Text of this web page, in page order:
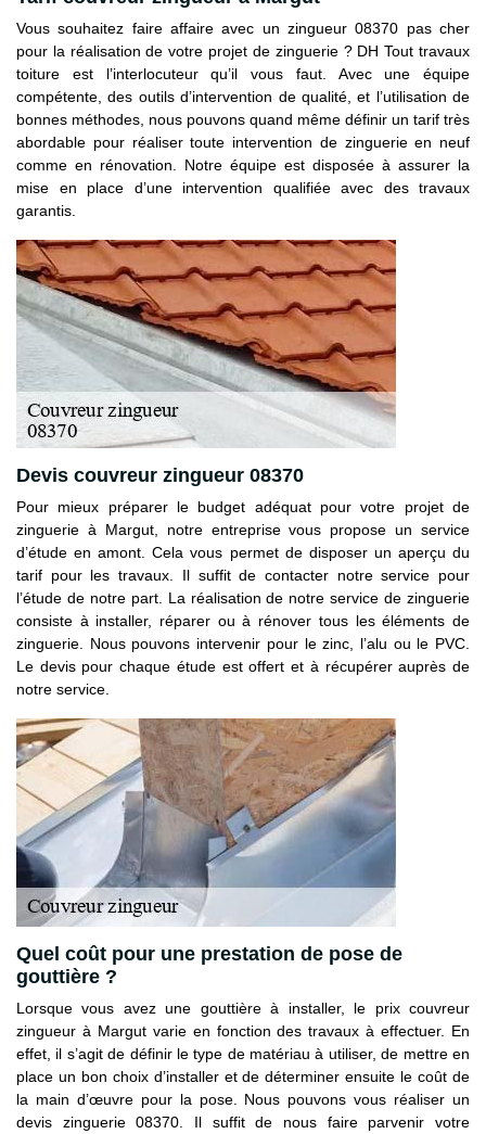
Vous souhaitez faire affaire avec un zingueur 08370 pas cher
pour la réalisation de votre projet de zinguerie ? DH Tout travaux
toiture est l’interlocuteur qu’il vous faut. Avec une équipe
compétente, des outils d’intervention de qualité, et l’utilisation de
bonnes méthodes, nous pouvons quand même définir un tarif très
abordable pour réaliser toute intervention de zinguerie en neuf
comme en rénovation. Notre équipe est disposée à assurer la
mise en place d’une intervention qualifiée avec des travaux
garantis.
Devis couvreur zingueur 08370
Pour mieux préparer le budget adéquat pour votre projet de
zinguerie à Margut, notre entreprise vous propose un service
d’étude en amont. Cela vous permet de disposer un aperçu du
tarif pour les travaux. Il suffit de contacter notre service pour
l’étude de notre part. La réalisation de notre service de zinguerie
consiste à installer, réparer ou à rénover tous les éléments de
zinguerie. Nous pouvons intervenir pour le zinc, l’alu ou le PVC.
Le devis pour chaque étude est offert et à récupérer auprès de
notre service.
Quel coût pour une prestation de pose de
gouttière ?
Lorsque vous avez une gouttière à installer, le prix couvreur
zingueur à Margut varie en fonction des travaux à effectuer. En
effet, il s’agit de définir le type de matériau à utiliser, de mettre en
place un bon choix d’installer et de déterminer ensuite le coût de
la main d’œuvre pour la pose. Nous pouvons vous réaliser un
devis zinguerie 08370. Il suffit de nous faire parvenir votre